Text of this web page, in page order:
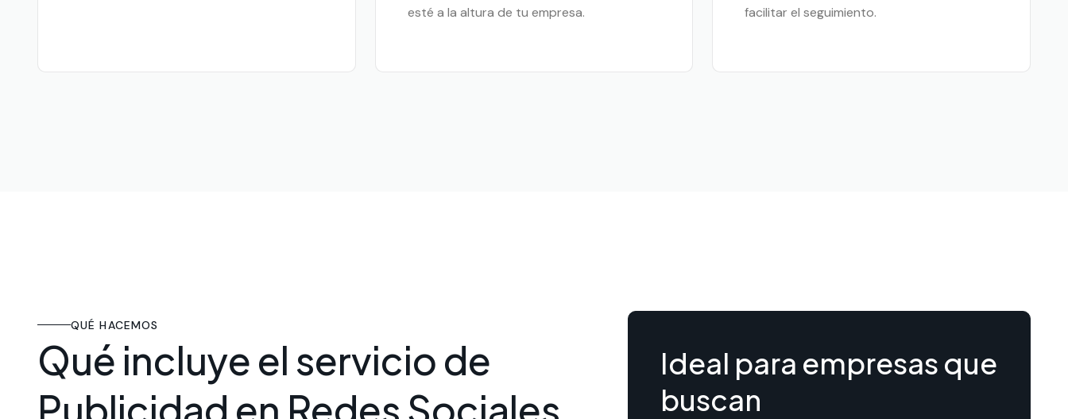
esté a la altura de tu empresa.
facilitar el seguimiento.
QUÉ HACEMOS
Qué incluye el servicio de
Publicidad en Redes Sociales
Ideal para empresas que
buscan